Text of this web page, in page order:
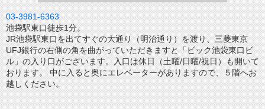
03-3981-6363
池袋駅東口徒歩1分。
JR池袋駅東口を出てすぐの大通り（明治通り）を渡り、三菱東京
UFJ銀行の右側の角を曲がっていただきますと「ビック池袋東口ビ
ル」の入り口がございます。入口は休日（土曜/日曜/祝日）も開いて
おります。 中に入ると奥にエレベーターがありますので、５階へお
越しください。